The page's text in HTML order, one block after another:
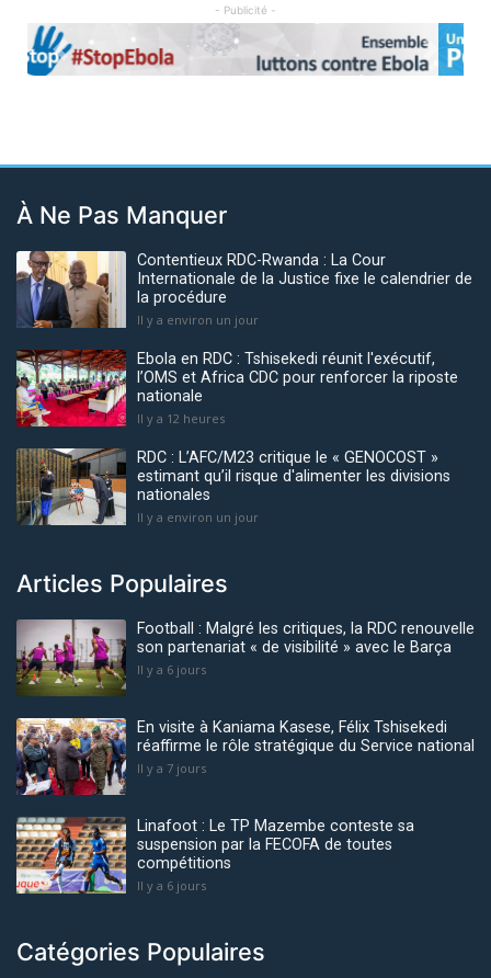
- Publicité -
Previous Next
À Ne Pas Manquer
Contentieux RDC-Rwanda : La Cour
Internationale de la Justice fixe le calendrier de
la procédure
Il y a environ un jour
Ebola en RDC : Tshisekedi réunit l'exécutif,
l’OMS et Africa CDC pour renforcer la riposte
nationale
Il y a 12 heures
RDC : L’AFC/M23 critique le « GENOCOST »
estimant qu’il risque d'alimenter les divisions
nationales
Il y a environ un jour
Articles Populaires
Football : Malgré les critiques, la RDC renouvelle
son partenariat « de visibilité » avec le Barça
Il y a 6 jours
En visite à Kaniama Kasese, Félix Tshisekedi
réaffirme le rôle stratégique du Service national
Il y a 7 jours
Linafoot : Le TP Mazembe conteste sa
suspension par la FECOFA de toutes
compétitions
Il y a 6 jours
Catégories Populaires